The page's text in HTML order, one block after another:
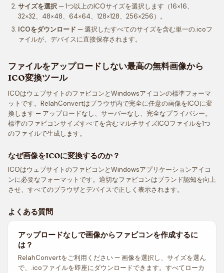
サイズを選択 — 1つ以上のICOサイズを選択します（16×16、
32×32、48×48、64×64、128×128、256×256）。
ICOをダウンロード — 選択したすべてのサイズを含む単一の.icoフ
ァイルが、デバイスに直接保存されます。
ファイルをアップロードしない最高の無料画像から
ICO変換ツール
ICOはウェブサイトのファビコンとWindowsアイコンの標準フォーマ
ットです。RelahConvertはブラウザ内で完全に任意の画像をICOに変
換します — アップロードなし、サーバーなし、完全なプライバシー。
標準のファビコンサイズすべてを含むマルチサイズICOファイルを1つ
のファイルで生成します。
なぜ画像をICOに変換するのか？
ICOはウェブサイトのファビコンとWindowsアプリケーションアイコ
ンに必要なフォーマットです。適切なファビコンはブランド認知を向上
させ、すべてのブラウザとデバイスで正しく表示されます。
よくある質問
アップロードなしで画像からファビコンを作成するに
は？
RelahConvertをご利用ください — 画像を選択し、サイズを選ん
で、.icoファイルを即座にダウンロードできます。すべてローカ